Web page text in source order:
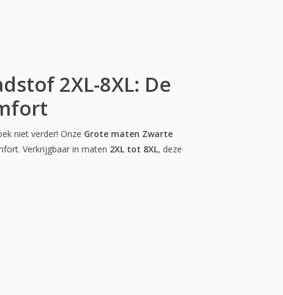
2XL-8XL: De
niet verder! Onze Grote maten Zwarte
Verkrijgbaar in maten 2XL tot 8XL, deze